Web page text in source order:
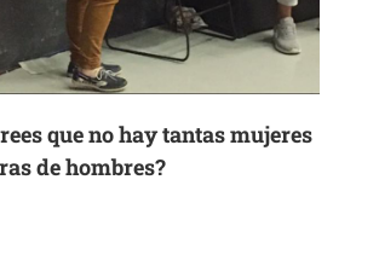
que no hay tantas mujeres
de hombres?